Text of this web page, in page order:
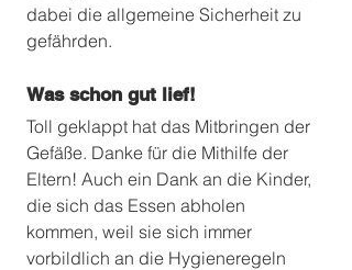
dabei die allgemeine Sicherheit zu
gefährden.
Was schon gut lief!
Toll geklappt hat das Mitbringen der
Gefäße. Danke für die Mithilfe der
Eltern! Auch ein Dank an die Kinder,
die sich das Essen abholen
kommen, weil sie sich immer
vorbildlich an die Hygieneregeln